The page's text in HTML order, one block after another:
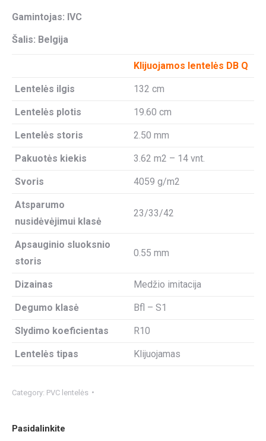
Gamintojas: IVC
Šalis: Belgija
Klijuojamos lentelės DB Q
Lentelės ilgis 132 cm
Lentelės plotis 19.60 cm
Lentelės storis 2.50 mm
Pakuotės kiekis 3.62 m2 – 14 vnt.
Svoris 4059 g/m2
Atsparumo
nusidėvėjimui klasė
23/33/42
Apsauginio sluoksnio
storis
0.55 mm
Dizainas Medžio imitacija
Degumo klasė Bfl – S1
Slydimo koeficientas R10
Lentelės tipas Klijuojamas
Category: PVC lentelės
Pasidalinkite